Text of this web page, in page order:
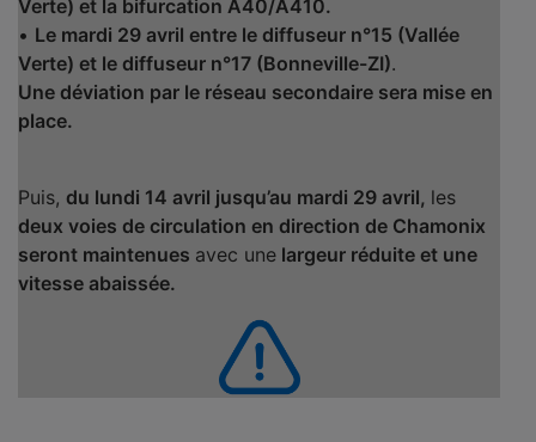
Verte) et la bifurcation A40/A410.
• Le mardi 29 avril entre le diffuseur n°15 (Vallée
Verte) et le diffuseur n°17 (Bonneville-ZI).
Une déviation par le réseau secondaire sera mise en
place.
Puis, du lundi 14 avril jusqu’au mardi 29 avril, les
deux voies de circulation en direction de Chamonix
seront maintenues avec une largeur réduite et une
vitesse abaissée.